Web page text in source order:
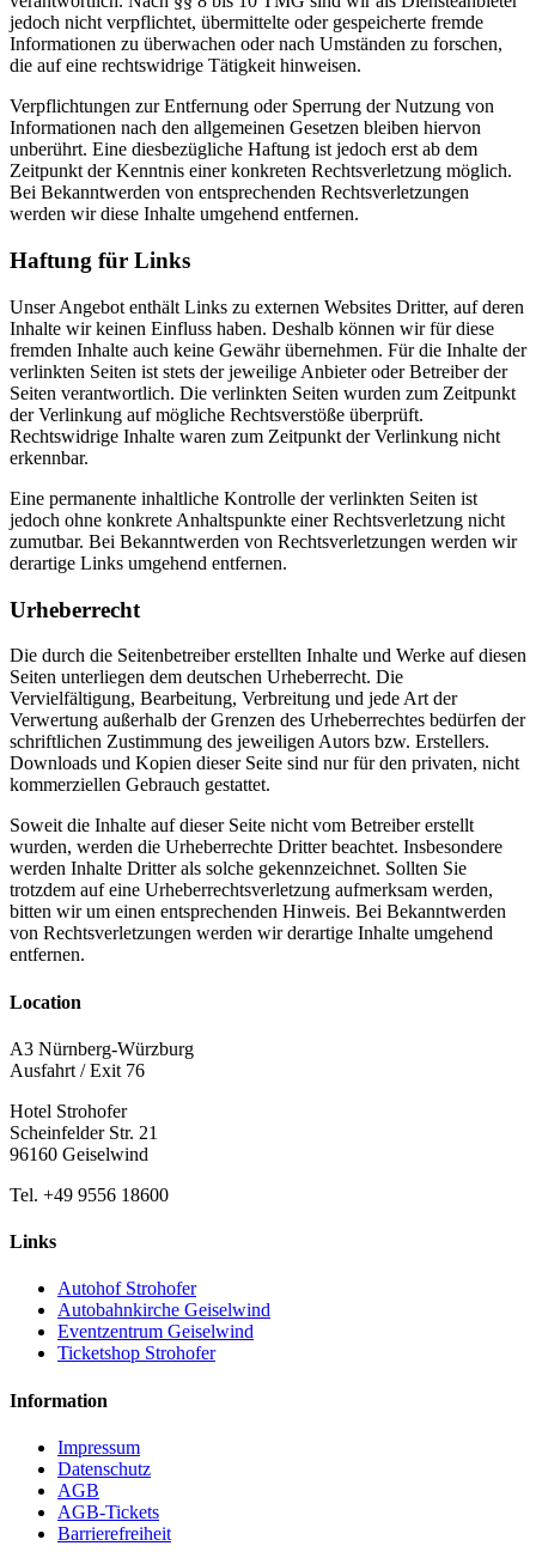
jedoch nicht verpflichtet, übermittelte oder gespeicherte fremde
Informationen zu überwachen oder nach Umständen zu forschen,
die auf eine rechtswidrige Tätigkeit hinweisen.
Verpflichtungen zur Entfernung oder Sperrung der Nutzung von
Informationen nach den allgemeinen Gesetzen bleiben hiervon
unberührt. Eine diesbezügliche Haftung ist jedoch erst ab dem
Zeitpunkt der Kenntnis einer konkreten Rechtsverletzung möglich.
Bei Bekanntwerden von entsprechenden Rechtsverletzungen
werden wir diese Inhalte umgehend entfernen.
Haftung für Links
Unser Angebot enthält Links zu externen Websites Dritter, auf deren
Inhalte wir keinen Einfluss haben. Deshalb können wir für diese
fremden Inhalte auch keine Gewähr übernehmen. Für die Inhalte der
verlinkten Seiten ist stets der jeweilige Anbieter oder Betreiber der
Seiten verantwortlich. Die verlinkten Seiten wurden zum Zeitpunkt
der Verlinkung auf mögliche Rechtsverstöße überprüft.
Rechtswidrige Inhalte waren zum Zeitpunkt der Verlinkung nicht
erkennbar.
Eine permanente inhaltliche Kontrolle der verlinkten Seiten ist
jedoch ohne konkrete Anhaltspunkte einer Rechtsverletzung nicht
zumutbar. Bei Bekanntwerden von Rechtsverletzungen werden wir
derartige Links umgehend entfernen.
Urheberrecht
Die durch die Seitenbetreiber erstellten Inhalte und Werke auf diesen
Seiten unterliegen dem deutschen Urheberrecht. Die
Vervielfältigung, Bearbeitung, Verbreitung und jede Art der
Verwertung außerhalb der Grenzen des Urheberrechtes bedürfen der
schriftlichen Zustimmung des jeweiligen Autors bzw. Erstellers.
Downloads und Kopien dieser Seite sind nur für den privaten, nicht
kommerziellen Gebrauch gestattet.
Soweit die Inhalte auf dieser Seite nicht vom Betreiber erstellt
wurden, werden die Urheberrechte Dritter beachtet. Insbesondere
werden Inhalte Dritter als solche gekennzeichnet. Sollten Sie
trotzdem auf eine Urheberrechtsverletzung aufmerksam werden,
bitten wir um einen entsprechenden Hinweis. Bei Bekanntwerden
von Rechtsverletzungen werden wir derartige Inhalte umgehend
entfernen.
Location
A3 Nürnberg-Würzburg
Ausfahrt / Exit 76
Hotel Strohofer
Scheinfelder Str. 21
96160 Geiselwind
Tel. +49 9556 18600
Links
Autohof Strohofer
Autobahnkirche Geiselwind
Eventzentrum Geiselwind
Ticketshop Strohofer
Information
Impressum
Datenschutz
AGB
AGB-Tickets
Barrierefreiheit